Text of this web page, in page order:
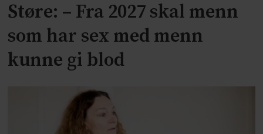
Støre: – Fra 2027 skal menn
som har sex med menn
kunne gi blod